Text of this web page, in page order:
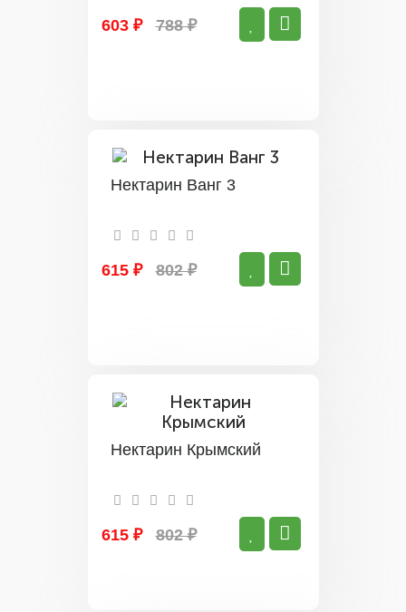
603 ₽ 788 ₽
Нектарин Ванг 3
615 ₽ 802 ₽
Нектарин Крымский
615 ₽ 802 ₽